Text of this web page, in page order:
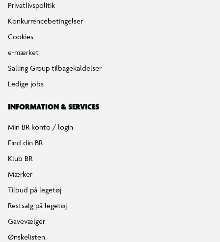
Privatlivspolitik
Konkurrencebetingelser
Cookies
e-mærket
Salling Group tilbagekaldelser
Ledige jobs
INFORMATION & SERVICES
Min BR konto / login
Find din BR
Klub BR
Mærker
Tilbud på legetøj
Restsalg på legetøj
Gavevælger
Ønskelisten